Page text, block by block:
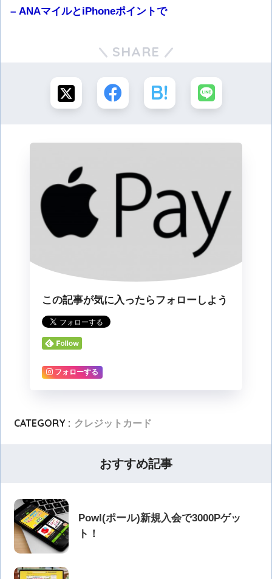
– ANAマイルとiPhoneポイントで
SHARE
この記事が気に入ったらフォローしよう
フォローする
CATEGORY : クレジットカード
おすすめ記事
Powl(ポール)新規入会で3000Pゲッ
ト！